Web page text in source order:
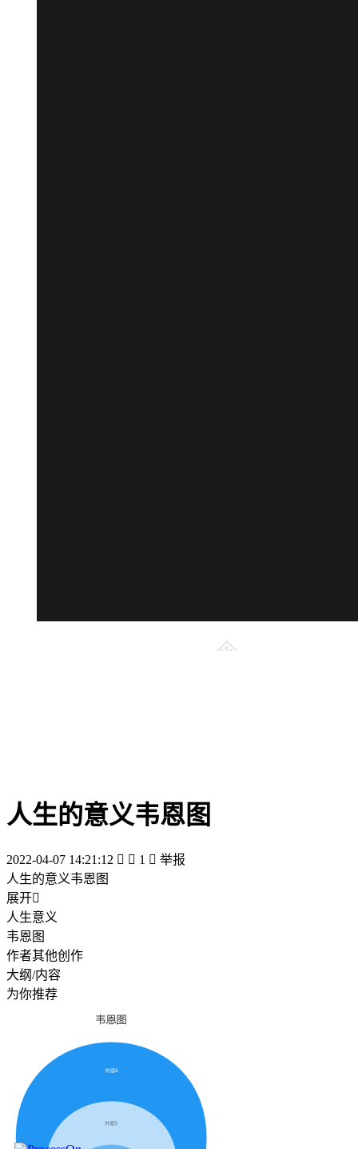
人生的意义韦恩图
2022-04-07 14:21:12   1  举报
人生的意义韦恩图
展开
人生意义
韦恩图
作者其他创作
大纲/内容
为你推荐